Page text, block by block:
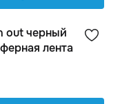
out черный
лента